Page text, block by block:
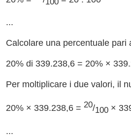
...
Calcolare una percentuale
20% di 339.238,6 = 20% ×
Per moltiplicare i due valori, il
20% × 339.238,6 = 20/100×
...